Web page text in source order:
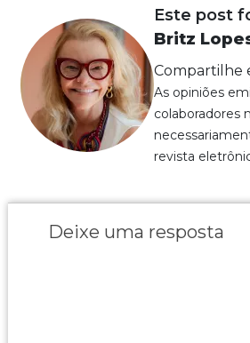
Este post
Britz
Compartilhe
As opiniões
colaboradores
revista
Deixe uma resposta